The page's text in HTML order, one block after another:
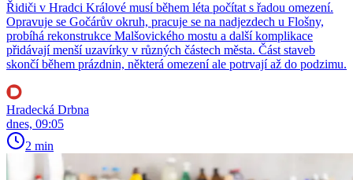
Řidiči v Hradci Králové musí během léta počítat s řadou omezení.
Opravuje se Gočárův okruh, pracuje se na nadjezdech u Flošny,
probíhá rekonstrukce Malšovického mostu a další komplikace
přidávají menší uzavírky v různých částech města. Část staveb
skončí během prázdnin, některá omezení ale potrvají až do podzimu.
Hradecká Drbna
dnes, 09:05
2 min